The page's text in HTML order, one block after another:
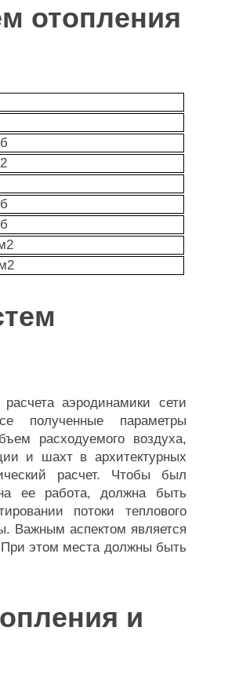
отопления
аэродинамики сети
полученные параметры
расходуемого воздуха,
и шахт в архитектурных
расчет. Чтобы был
ее работа, должна быть
потоки теплового
Важным аспектом является
При этом места должны быть
и